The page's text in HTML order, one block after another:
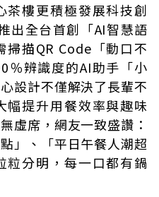
茶樓更積極發展科技創
出全台首創「AI智慧語
描QR Code「動口不
％辨識度的AI助手「小
設計不僅解決了長輩不
幅提升用餐效率與趣味
虛席，網友一致盛讚：
」、「平日午餐人潮超
粒分明，每一口都有鍋